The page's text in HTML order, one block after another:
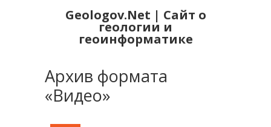
Geologov.Net | Сайт о
геологии и
геоинформатике
Архив формата
«Видео»